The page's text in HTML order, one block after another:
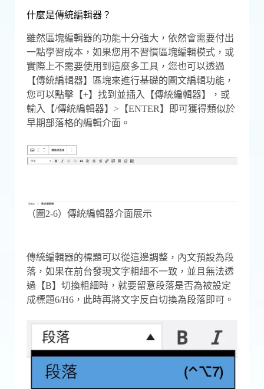
什麼是傳統編輯器？
雖然區塊編輯器的功能十分強大，依然會需要付出
一點學習成本，如果您用不習慣區塊編輯模式，或
實際上不需要使用到這麼多工具，您也可以透過
【傳統編輯器】區塊來進行基礎的圖文編輯功能，
您可以點擊【+】找到並插入【傳統編輯器】，或
輸入【/傳統編輯器】>【ENTER】即可獲得類似於
早期部落格的編輯介面。
（圖2-6）傳統編輯器介面展示
傳統編輯器的標題可以從這邊調整，內文預設為段
落，如果在前台發現文字粗細不一致，並且無法透
過【B】切換粗細時，就要留意段落是否為被設定
成標題6/H6，此時再將文字反白切換為段落即可。